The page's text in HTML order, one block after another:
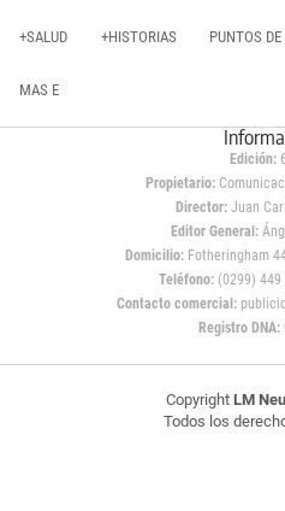
+SALUD +HISTORIAS PUNTOS
MAS E
Edición:
Propietario:
Director: Juan
Editor General:
Domicilio:Fotheringham
Teléfono: (0299)
Contacto comercial:
Registro DNA:
Copyright LM
Todos los